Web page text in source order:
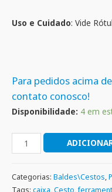
Uso e Cuidado: Vide
Para pedidos acima
contato conosco!
Disponibilidade: 4 em
Categorias: Baldes\Cestos,